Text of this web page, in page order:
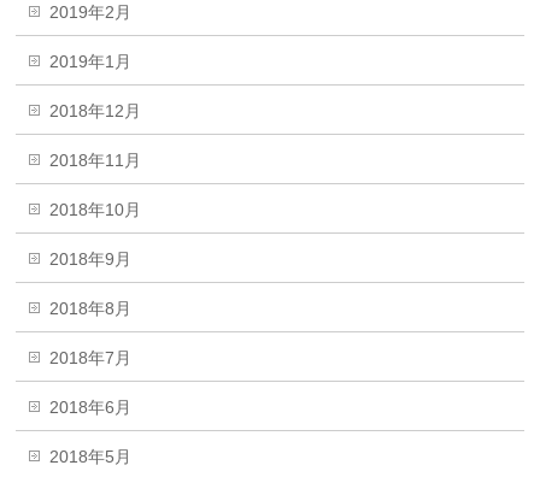
2019年2月
2019年1月
2018年12月
2018年11月
2018年10月
2018年9月
2018年8月
2018年7月
2018年6月
2018年5月